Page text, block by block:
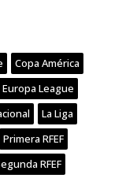
Copa América
Europa League
La Liga
Primera RFEF
RFEF